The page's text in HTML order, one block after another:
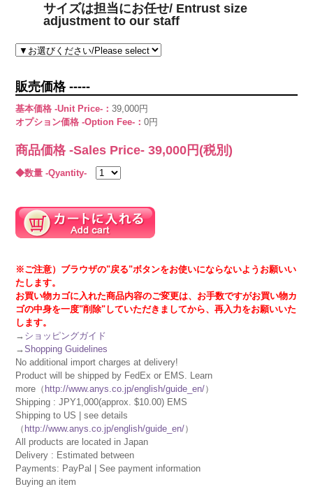
サイズは担当にお任せ/ Entrust size
adjustment to our staff
販売価格 -----
基本価格 -Unit Price-：39,000円
オプション価格 -Option Fee-：0円
商品価格 -Sales Price-39,000 円(税別)
◆数量 -Qyantity-
※ご注意）ブラウザの"戻る"ボタンをお使いにならないようお願いい
たします。
お買い物カゴに入れた商品内容のご変更は、お手数ですがお買い物カ
ゴの中身を一度"削除"していただきましてから、再入力をお願いいた
します。
→ ショッピングガイド
→Shopping Guidelines
No additional import charges at delivery!
Product will be shipped by FedEx or EMS. Learn
more（ http://www.anys.co.jp/english/guide_en/）
Shipping : JPY1,000(approx. $10.00) EMS
Shipping to US | see details
（ http://www.anys.co.jp/english/guide_en/）
All products are located in Japan
Delivery : Estimated between
Payments: PayPal | See payment information
Buying an item